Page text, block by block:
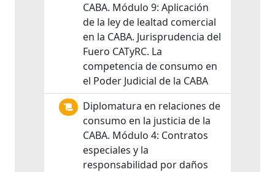
CABA. Módulo 9: Aplicación
de la ley de lealtad comercial
en la CABA. Jurisprudencia del
Fuero CATyRC. La
competencia de consumo en
el Poder Judicial de la CABA
Diplomatura en relaciones de
consumo en la justicia de la
CABA. Módulo 4: Contratos
especiales y la
responsabilidad por daños